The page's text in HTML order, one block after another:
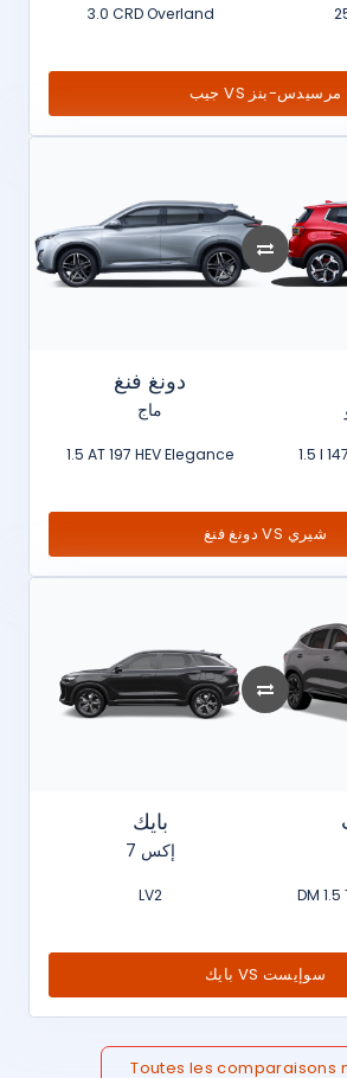
3.0 CRD Overland
جيب VS مرسيدس-بنز
دونغ فنغ
ماج
1.5 AT 197 HEV Elegance 1.5 l
دونغ فنغ VS شيري
بايك
إكس 7
LV2 DM
بايك VS سوإيست
Toutes les comparaisons